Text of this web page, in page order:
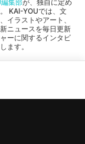
集部が、独自に定め
KAI-YOUでは、文
イラストやアート、
ニュースを毎日更新
ーに関するインタビ
ます。